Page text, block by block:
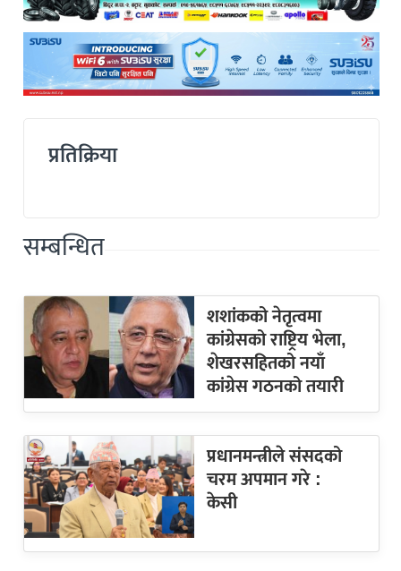
प्रतिक्रिया
सम्बन्धित
शशांकको नेतृत्वमा
कांग्रेसको राष्ट्रिय भेला,
शेखरसहितको नयाँ
कांग्रेस गठनको तयारी
प्रधानमन्त्रीले संसदको
चरम अपमान गरे :
केसी